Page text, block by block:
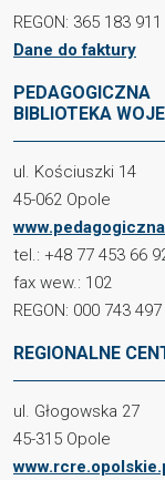
REGON: 365 183 911
Dane do faktury
PEDAGOGICZNA
BIBLIOTEKA
ul. Kościuszki 14
45-062 Opole
tel.: +48 77 453 66
fax wew.: 102
REGON: 000 743 497
REGIONALNE
ul. Głogowska 27
45-315 Opole